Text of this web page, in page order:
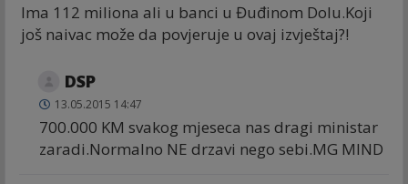
Ima 112 miliona ali u banci u Đuđinom Dolu.Koji
još naivac može da povjeruje u ovaj izvještaj?!
DSP
13.05.2015 14:47
700.000 KM svakog mjeseca nas dragi ministar
zaradi.Normalno NE drzavi nego sebi.MG MIND